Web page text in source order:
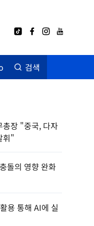
검색
총장 "중국, 다자
휘"
돌의 영향 완화
용 통해 AI에 실